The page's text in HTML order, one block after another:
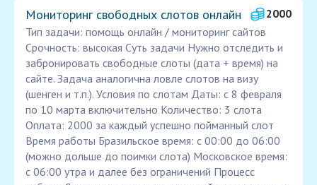
Мониторинг свободных слотов онлайн
2000
Тип задачи: помощь онлайн / мониторинг сайтов
Срочность: высокая Суть задачи Нужно отследить и
забронировать свободные слоты (дата + время) на
сайте. Задача аналогична ловле слотов на визу
(шенген и т.п.). Условия по слотам Даты: с 8 февраля
по 10 марта включительно Количество: 3 слота
Оплата: 2000 за каждый успешно пойманный слот
Время работы Бразильское время: с 00:00 до 06:00
(можно дольше до поимки слота) Московское время:
с 06:00 утра и далее без ограничений Процесс